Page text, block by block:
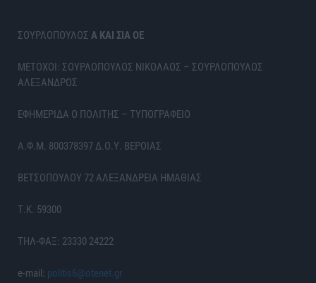
ΣΟΥΡΛΟΠΟΥΛΟΣ Α ΚΑΙ ΣΙΑ ΟΕ
ΜΕΤΟΧΟΙ: ΣΟΥΡΛΟΠΟΥΛΟΣ ΝΙΚΟΛΑΟΣ – ΣΟΥΡΛΟΠΟΥΛΟΣ
ΑΛΕΞΑΝΔΡΟΣ
ΕΦΗΜΕΡΙΔΑ Ο ΠΟΛΙΤΗΣ – ΤΥΠΟΓΡΑΦΕΙΟ
Α.Φ.Μ. 800378397 Δ.Ο.Υ. ΒΕΡΟΙΑΣ
ΒΕΤΣΟΠΟΥΛΟΥ 72 ΑΛΕΞΑΝΔΡΕΙΑ ΗΜΑΘΙΑΣ
Τ.Κ. 59300
ΤΗΛ-ΦΑΞ: 23330 24222
e-mail: politis6@otenet.gr